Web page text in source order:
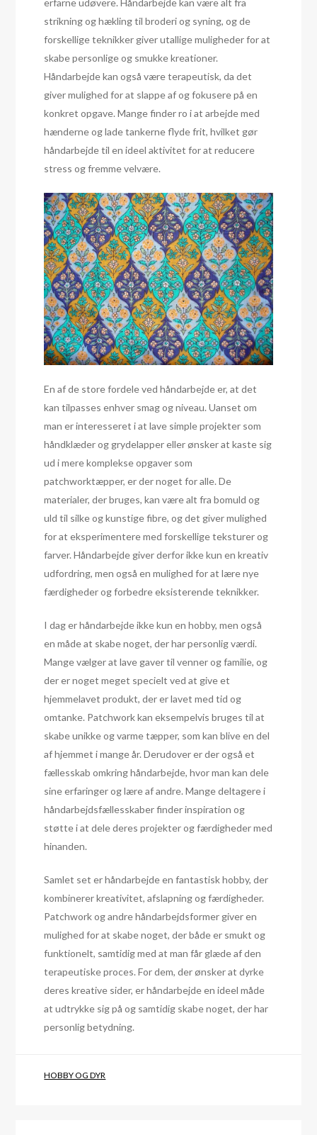
erfarne udøvere. Håndarbejde kan være alt fra
strikning og hækling til broderi og syning, og de
forskellige teknikker giver utallige muligheder for at
skabe personlige og smukke kreationer.
Håndarbejde kan også være terapeutisk, da det
giver mulighed for at slappe af og fokusere på en
konkret opgave. Mange finder ro i at arbejde med
hænderne og lade tankerne flyde frit, hvilket gør
håndarbejde til en ideel aktivitet for at reducere
stress og fremme velvære.
En af de store fordele ved håndarbejde er, at det
kan tilpasses enhver smag og niveau. Uanset om
man er interesseret i at lave simple projekter som
håndklæder og grydelapper eller ønsker at kaste sig
ud i mere komplekse opgaver som
patchworktæpper, er der noget for alle. De
materialer, der bruges, kan være alt fra bomuld og
uld til silke og kunstige fibre, og det giver mulighed
for at eksperimentere med forskellige teksturer og
farver. Håndarbejde giver derfor ikke kun en kreativ
udfordring, men også en mulighed for at lære nye
færdigheder og forbedre eksisterende teknikker.
I dag er håndarbejde ikke kun en hobby, men også
en måde at skabe noget, der har personlig værdi.
Mange vælger at lave gaver til venner og familie, og
der er noget meget specielt ved at give et
hjemmelavet produkt, der er lavet med tid og
omtanke. Patchwork kan eksempelvis bruges til at
skabe unikke og varme tæpper, som kan blive en del
af hjemmet i mange år. Derudover er der også et
fællesskab omkring håndarbejde, hvor man kan dele
sine erfaringer og lære af andre. Mange deltagere i
håndarbejdsfællesskaber finder inspiration og
støtte i at dele deres projekter og færdigheder med
hinanden.
Samlet set er håndarbejde en fantastisk hobby, der
kombinerer kreativitet, afslapning og færdigheder.
Patchwork og andre håndarbejdsformer giver en
mulighed for at skabe noget, der både er smukt og
funktionelt, samtidig med at man får glæde af den
terapeutiske proces. For dem, der ønsker at dyrke
deres kreative sider, er håndarbejde en ideel måde
at udtrykke sig på og samtidig skabe noget, der har
personlig betydning.
HOBBY OG DYR